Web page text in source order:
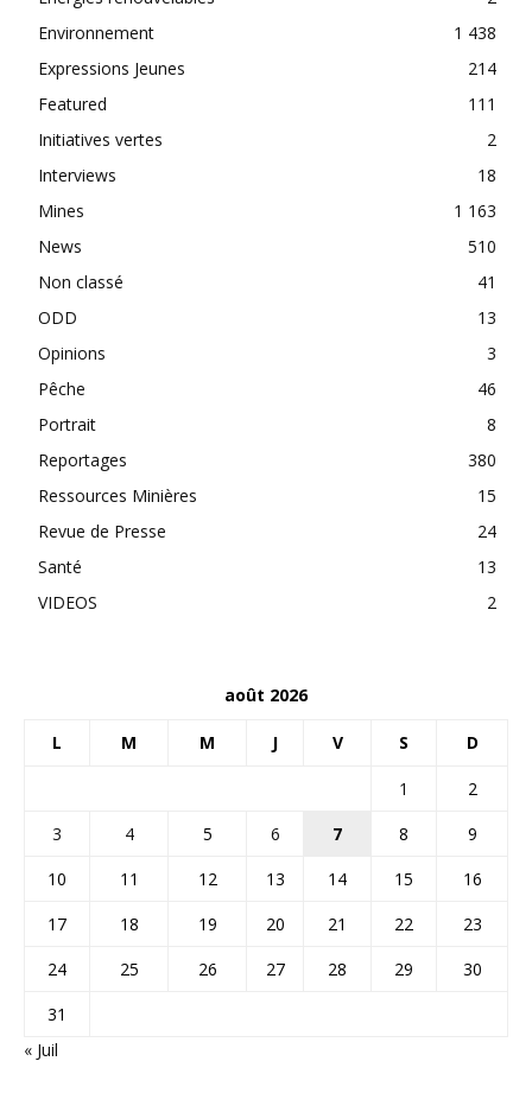
Environnement
1 438
Expressions Jeunes
214
Featured
111
Initiatives vertes
2
Interviews
18
Mines
1 163
News
510
Non classé
41
ODD
13
Opinions
3
Pêche
46
Portrait
8
Reportages
380
Ressources Minières
15
Revue de Presse
24
Santé
13
VIDEOS
2
août 2026
L M M J V S D
1
2
3
4 5 6 7 8
9
10
11 12 13 14 15
16
17
18 19 20 21 22
23
24
25 26 27 28 29
30
31
« Juil